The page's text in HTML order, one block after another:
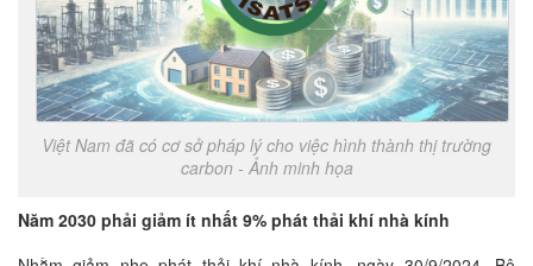
Việt Nam đã có cơ sở pháp lý cho việc hình thành thị trường
carbon - Ảnh minh họa
Năm 2030 phải giảm ít nhất 9% phát thải khí nhà kính